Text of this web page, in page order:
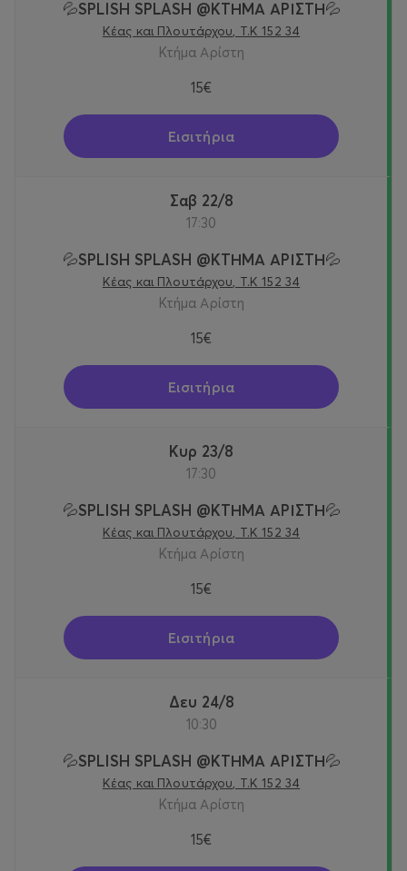
💦SPLISH SPLASH @KTΗΜΑ ΑΡΙΣΤΗ💦
Κέας και Πλουτάρχου, Τ.Κ 152 34
Κτήμα Αρίστη
15€
Εισιτήρια
Σαβ 22/8
17:30
💦SPLISH SPLASH @KTΗΜΑ ΑΡΙΣΤΗ💦
Κέας και Πλουτάρχου, Τ.Κ 152 34
Κτήμα Αρίστη
15€
Εισιτήρια
Κυρ 23/8
17:30
💦SPLISH SPLASH @KTΗΜΑ ΑΡΙΣΤΗ💦
Κέας και Πλουτάρχου, Τ.Κ 152 34
Κτήμα Αρίστη
15€
Εισιτήρια
Δευ 24/8
10:30
💦SPLISH SPLASH @KTΗΜΑ ΑΡΙΣΤΗ💦
Κέας και Πλουτάρχου, Τ.Κ 152 34
Κτήμα Αρίστη
15€